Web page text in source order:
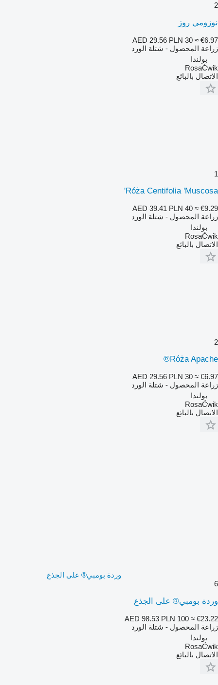
2
نوزومي روز
AED 29.56 PLN 30 ≈ €6.97
زراعة المحصول - شتلة الورد
بولندا
RosaĆwik
الاتصال بالبائع
1
Róża Centifolia 'Muscosa'
AED 39.41 PLN 40 ≈ €9.29
زراعة المحصول - شتلة الورد
بولندا
RosaĆwik
الاتصال بالبائع
2
Róża Apache®
AED 29.56 PLN 30 ≈ €6.97
زراعة المحصول - شتلة الورد
بولندا
RosaĆwik
الاتصال بالبائع
وردة بومبي® على الجذع
6
وردة بومبي® على الجذع
AED 98.53 PLN 100 ≈ €23.22
زراعة المحصول - شتلة الورد
بولندا
RosaĆwik
الاتصال بالبائع